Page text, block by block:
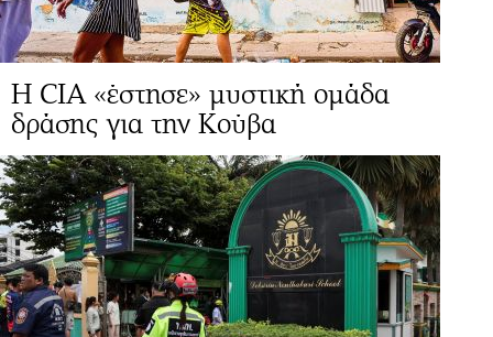
H CIA «έστησε» μυστική ομάδα
δράσης για την Κούβα